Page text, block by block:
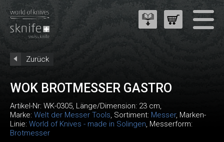
Zurück
WOK BROTMESSER GASTRO
Artikel-Nr: WK-0305, Länge/Dimension: 23 cm,
Marke: Welt der Messer Tools, Sortiment: Messer, Marken-
Linie: World of Knives - made in Solingen, Messerform:
Brotmesser